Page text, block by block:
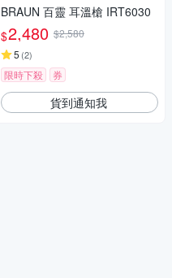
BRAUN 百靈 耳溫槍 IRT6030
$2,480 $2,580
5 (2)
限時下殺 券
貨到通知我